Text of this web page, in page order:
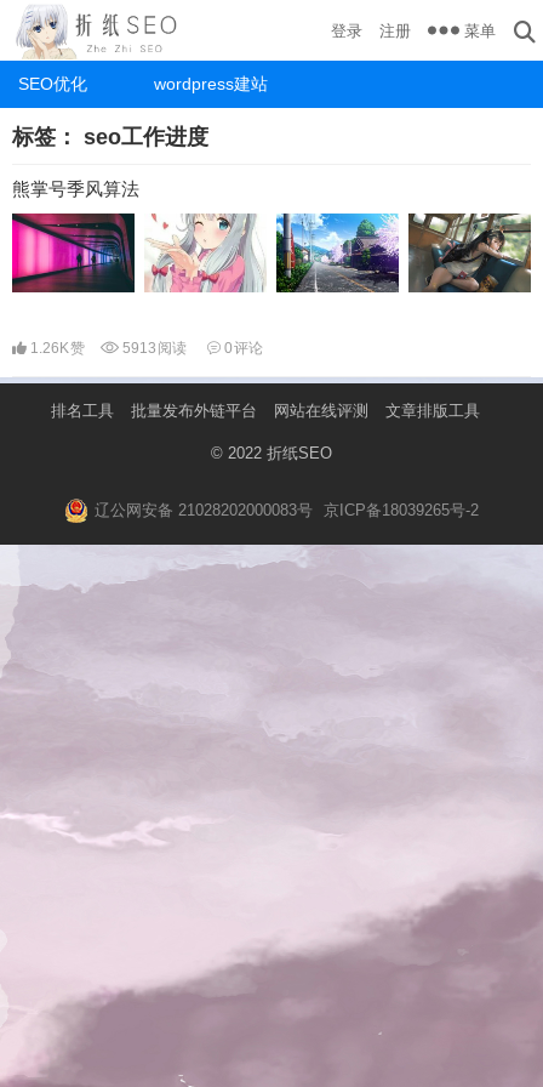
SEO优化 wordpress建站
登录 注册 菜单
标签： seo工作进度
熊掌号季风算法
1.26K赞 5913 阅读 0评论
排名工具 批量发布外链平台 网站在线评测 文章排版工具
© 2022 折纸SEO
辽公网安备 21028202000083号 京ICP备18039265号-2